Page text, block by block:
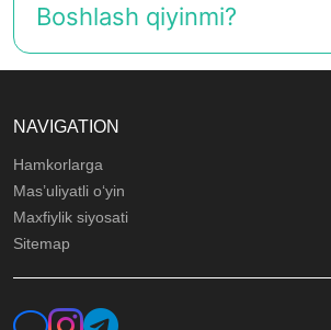
Boshlash qiyinmi?
NAVIGATION
Hamkorlarga
Mas’uliyatli o‘yin
Maxfiylik siyosati
Sitemap